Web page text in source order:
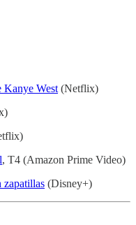
Kanye West (Netflix)
, T4 (Amazon Prime Video)
zapatillas (Disney+)